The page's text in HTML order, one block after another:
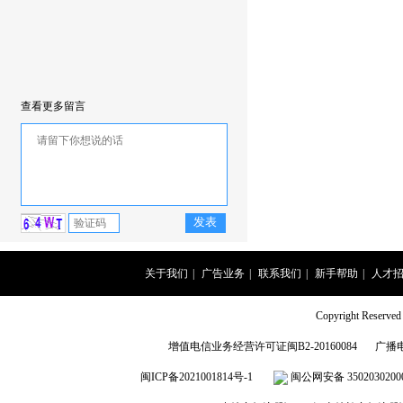
查看更多留言
关于我们 广告业务 联系我们 新手帮助 人才
Copyright
增值电信业务经营许可证闽B2-20160084 广播
闽ICP备2021001814号-1 闽公网安备